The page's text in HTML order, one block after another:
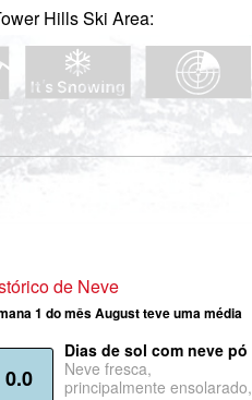
Hills Ski Area:
de Neve
1 do mês August teve uma média
0.0
Dias de sol com neve pó
Neve fresca,
principalmente ensolarado,